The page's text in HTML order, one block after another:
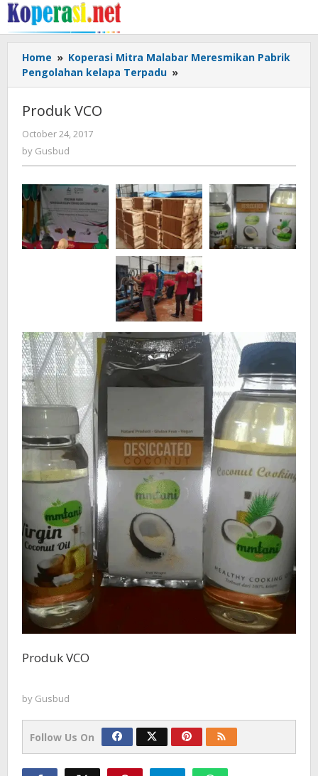
Skip
to
content
Home » Koperasi Mitra Malabar Meresmikan Pabrik
Pengolahan kelapa Terpadu »
VCO
Produk VCO
October 24, 2017
by Gusbud
Produk VCO
by Gusbud
Follow Us On